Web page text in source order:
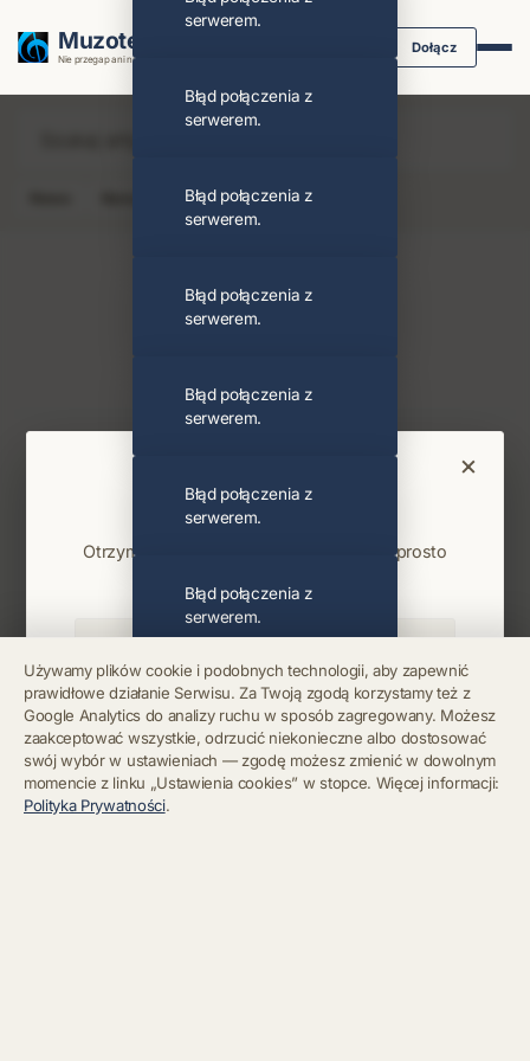
Muzoteka.pl
Nie przegap ani nuty dzięki powiadomieniom
Dołącz
Klip Album
PODOBNI ARTYŚCI
Najnowsze wiadomości i koncerty
Używamy plików cookie i podobnych technologii, aby zapewnić
prawidłowe działanie Serwisu. Za Twoją zgodą korzystamy też z
Google Analytics do analizy ruchu w sposób zagregowany. Możesz
zaakceptować wszystkie, odrzucić niekonieczne albo dostosować
swój wybór w ustawieniach — zgodę możesz zmienić w dowolnym
momencie z linku „Ustawienia cookies” w stopce. Więcej informacji:
Polityka Prywatności.
×
Bądź na bieżąco
Otrzymuj info o koncertach i premierach prosto
Zapisz się
Chcę się wypisać z newslettera
serwerem.
Błąd połączenia z
serwerem.
Błąd połączenia z
serwerem.
Błąd połączenia z
serwerem.
Błąd połączenia z
serwerem.
Błąd połączenia z
serwerem.
Błąd połączenia z
serwerem.
Błąd połączenia z
serwerem.
Błąd połączenia z